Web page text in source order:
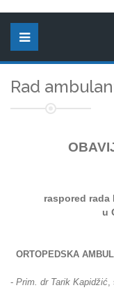
Rad
raspored rada
u
ORTOPEDSKA
- Prim. dr Tarik Kapidžić,